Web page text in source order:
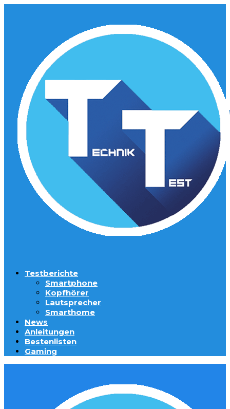
Testberichte
Smartphone
Kopfhörer
Lautsprecher
Smarthome
News
Anleitungen
Bestenlisten
Gaming